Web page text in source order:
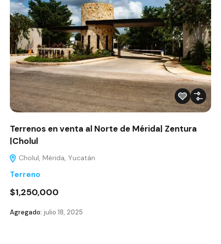
Terrenos en venta al Norte de Mérida| Zentura
|Cholul
Cholul, Mérida, Yucatán
Terreno
$1,250,000
Agregado: julio 18, 2025